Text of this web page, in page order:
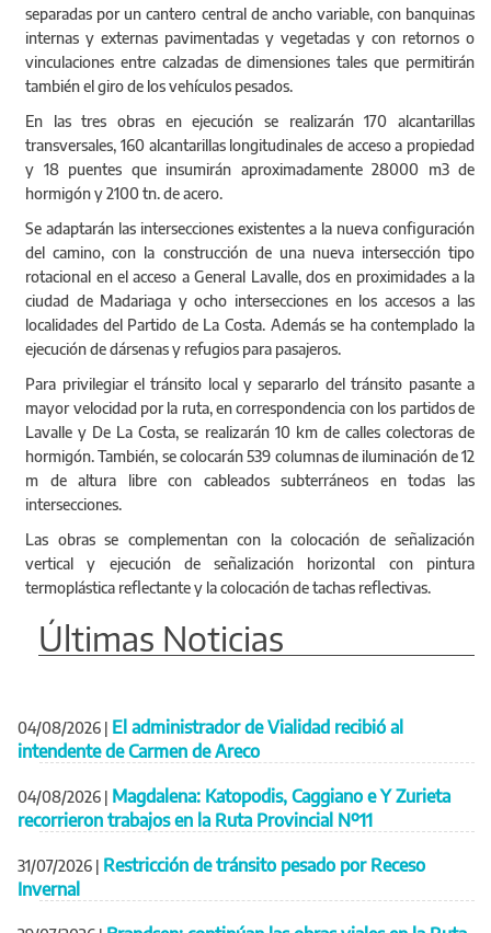
separadas por un cantero central de ancho variable, con banquinas
internas y externas pavimentadas y vegetadas y con retornos o
vinculaciones entre calzadas de dimensiones tales que permitirán
también el giro de los vehículos pesados.
En las tres obras en ejecución se realizarán 170 alcantarillas
transversales, 160 alcantarillas longitudinales de acceso a propiedad
y 18 puentes que insumirán aproximadamente 28000 m3 de
hormigón y 2100 tn. de acero.
Se adaptarán las intersecciones existentes a la nueva configuración
del camino, con la construcción de una nueva intersección tipo
rotacional en el acceso a General Lavalle, dos en proximidades a la
ciudad de Madariaga y ocho intersecciones en los accesos a las
localidades del Partido de La Costa. Además se ha contemplado la
ejecución de dársenas y refugios para pasajeros.
Para privilegiar el tránsito local y separarlo del tránsito pasante a
mayor velocidad por la ruta, en correspondencia con los partidos de
Lavalle y De La Costa, se realizarán 10 km de calles colectoras de
hormigón. También, se colocarán 539 columnas de iluminación de 12
m de altura libre con cableados subterráneos en todas las
intersecciones.
Las obras se complementan con la colocación de señalización
vertical y ejecución de señalización horizontal con pintura
termoplástica reflectante y la colocación de tachas reflectivas.
Últimas Noticias
04/08/2026 | El administrador de Vialidad recibió al
intendente de Carmen de Areco
04/08/2026 | Magdalena: Katopodis, Caggiano e Y Zurieta
recorrieron trabajos en la Ruta Provincial Nº11
31/07/2026 | Restricción de tránsito pesado por Receso
Invernal